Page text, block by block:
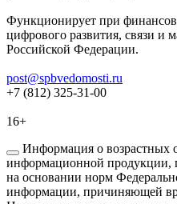
Функционирует при
цифрового развития, связи и
Российской Федерации.
post@spbvedomosti.ru
+7 (812) 325-31-00
16+
Информация о возрастных
информационной продукции,
на основании норм
информации, причиняющей